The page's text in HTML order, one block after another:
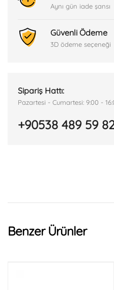
Aynı gün iade şansı
Güvenli Ödeme
3D ödeme seçeneği
Sipariş Hattı:
Pazartesi - Cumartesi: 9:00 -
+90538 489 59
Benzer Ürünler